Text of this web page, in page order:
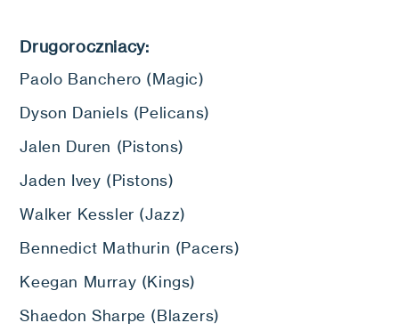
Drugoroczniacy:
Paolo Banchero (Magic)
Dyson Daniels (Pelicans)
Jalen Duren (Pistons)
Jaden Ivey (Pistons)
Walker Kessler (Jazz)
Bennedict Mathurin (Pacers)
Keegan Murray (Kings)
Shaedon Sharpe (Blazers)